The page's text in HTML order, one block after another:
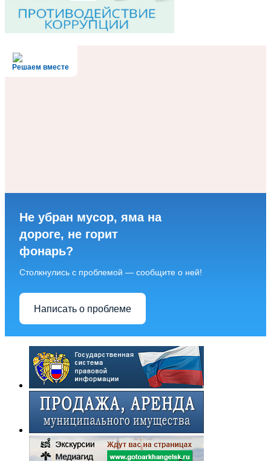
Решаем вместе
Не убран мусор, яма на
дороге, не горит
фонарь?
Столкнулись с проблемой — сообщите о ней!
Написать о проблеме